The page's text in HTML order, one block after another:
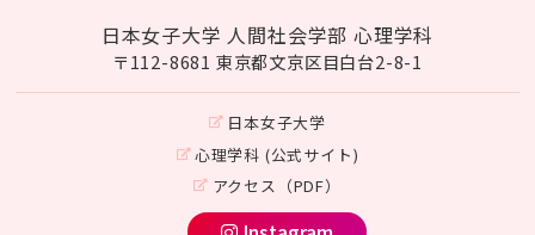
日本女子大学 人間社会学部 心理学科
〒112-8681 東京都文京区目白台2-8-1
日本女子大学
心理学科 (公式サイト)
アクセス（PDF）